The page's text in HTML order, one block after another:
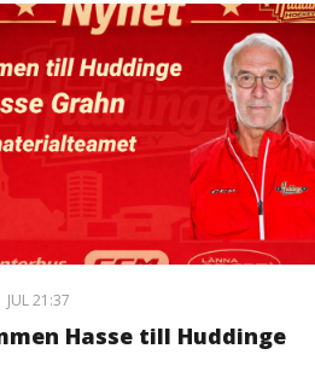
JUL 21:37
Hasse till Huddinge